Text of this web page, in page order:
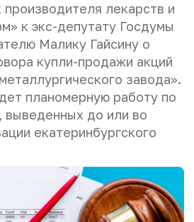
лекарств и
к экс-депутату Госдумы
Малику Гайсину о
купли-продажи акций
завода».
планомерную работу по
выведенных до или во
екатеринбургского